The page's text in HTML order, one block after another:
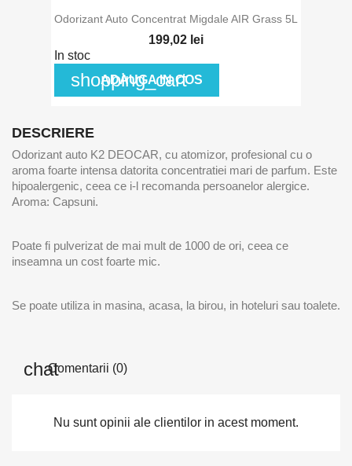
Odorizant Auto Concentrat Migdale AIR Grass 5L
199,02 lei
In stoc
shopping_cart
ADAUGA IN COS
DESCRIERE
Odorizant auto K2 DEOCAR, cu atomizor, profesional cu o
aroma foarte intensa datorita concentratiei mari de parfum. Este
hipoalergenic, ceea ce i-l recomanda persoanelor alergice.
Aroma: Capsuni.
Poate fi pulverizat de mai mult de 1000 de ori, ceea ce
inseamna un cost foarte mic.
Se poate utiliza in masina, acasa, la birou, in hoteluri sau toalete.
Comentarii (0)
Nu sunt opinii ale clientilor in acest moment.